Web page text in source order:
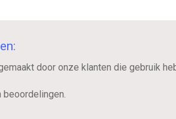
door onze klanten die gebruik
beoordelingen.